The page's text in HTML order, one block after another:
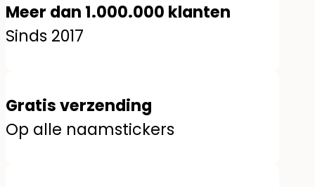
Meer dan 1.000.000 klanten
Sinds 2017
Gratis verzending
Op alle naamstickers